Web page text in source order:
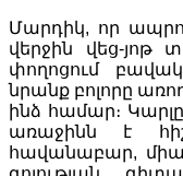
Մարդիկ, որ
վերջին վեց-յոթ
փողոցում
նրանք բոլորը
ինձ համար։
առաջինն է
հավանաբար,